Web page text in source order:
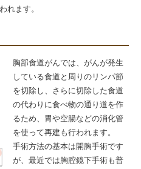
れます。
胸部食道がんでは、がんが発生
している食道と周りのリンパ節
を切除し、さらに切除した食道
の代わりに食べ物の通り道を作
るため、胃や空腸などの消化管
を使って再建も行われます。
手術方法の基本は開胸手術です
が、最近では胸腔鏡下手術も普